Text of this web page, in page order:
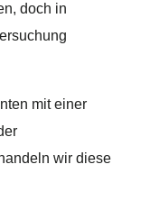
doch in
mit einer
wir diese